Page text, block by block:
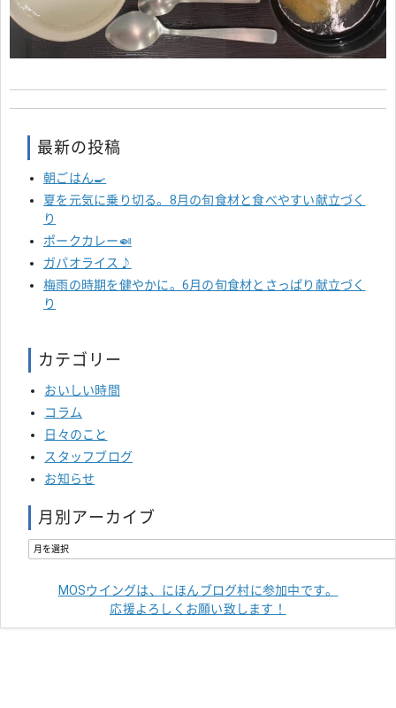
最新の投稿
朝ごはん🍳
夏を元気に乗り切る。8月の旬食材と食べやすい献立づく
り
ポークカレー🍛
ガパオライス♪
梅雨の時期を健やかに。6月の旬食材とさっぱり献立づく
り
カテゴリー
おいしい時間
コラム
日々のこと
スタッフブログ
お知らせ
月別アーカイブ
MOSウイングは、にほんブログ村に参加中です。
応援よろしくお願い致します！